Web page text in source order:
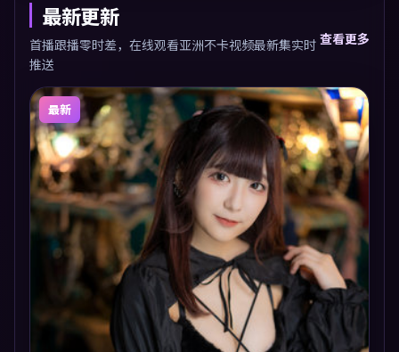
最新更新
首播跟播零时差，在线观看亚洲不卡视频最新集实时
推送
查看更多
最新